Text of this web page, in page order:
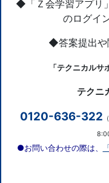
◆「Ｚ会学習アプリ
のログイ
◆答案提出や
「テクニカルサ
テクニ
0120-636-322
●お問い合わせの際は、